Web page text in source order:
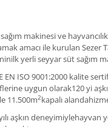
makinesi ve
amacı ile kurulan Sezer
yerli seyyar süt sağım
EN ISO 9001:2000 kalite
uygun olarak120 yi
11.500m2kapalı
aşkın